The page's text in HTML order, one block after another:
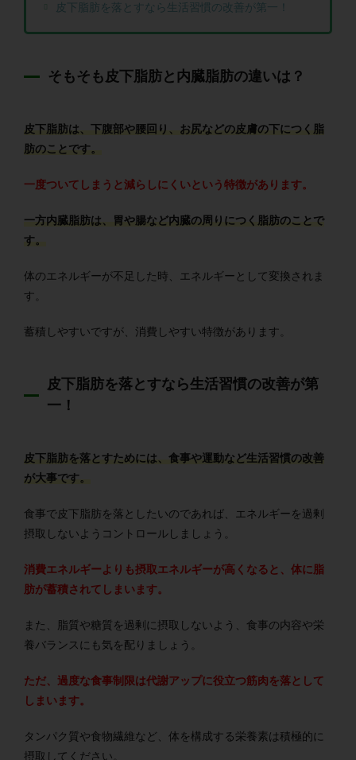
皮下脂肪を落とすなら生活習慣の改善が第一！
そもそも皮下脂肪と内臓脂肪の違いは？
皮下脂肪は、下腹部や腰回り、お尻などの皮膚の下につく脂
肪のことです。
一度ついてしまうと減らしにくいという特徴があります。
一方内臓脂肪は、胃や腸など内臓の周りにつく脂肪のことで
す。
体のエネルギーが不足した時、エネルギーとして変換されま
す。
蓄積しやすいですが、消費しやすい特徴があります。
皮下脂肪を落とすなら生活習慣の改善が第
一！
皮下脂肪を落とすためには、食事や運動など生活習慣の改善
が大事です。
食事で皮下脂肪を落としたいのであれば、エネルギーを過剰
摂取しないようコントロールしましょう。
消費エネルギーよりも摂取エネルギーが高くなると、体に脂
肪が蓄積されてしまいます。
また、脂質や糖質を過剰に摂取しないよう、食事の内容や栄
養バランスにも気を配りましょう。
ただ、過度な食事制限は代謝アップに役立つ筋肉を落として
しまいます。
タンパク質や食物繊維など、体を構成する栄養素は積極的に
摂取してください。